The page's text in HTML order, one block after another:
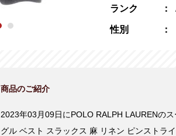
ランク
性別
商品のご紹介
2023年03月09日にPOLO RALPH LAURENの
グル ベスト スラックス 麻 リネン ピンストラ